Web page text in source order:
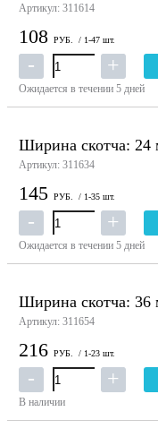
Артикул: 311614
108 РУБ. / 1-47 шт.
Ожидается в течении 5 дней
Ширина скотча: 24
Артикул: 311634
145 РУБ. / 1-35 шт.
Ожидается в течении 5 дней
Ширина скотча: 36
Артикул: 311654
216 РУБ. / 1-23 шт.
В наличии